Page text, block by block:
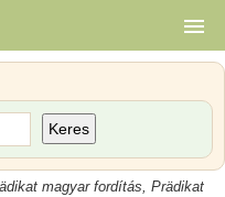
Keres
magyarfordítás, Prädikat